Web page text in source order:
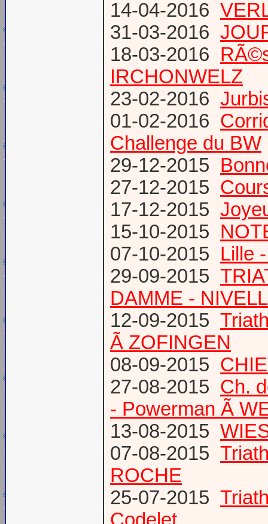
14-04-2016
31-03-2016
18-03-2016
IRCHONWELZ
23-02-2016
01-02-2016
Challenge du BW
29-12-2015
27-12-2015
17-12-2015
15-10-2015
07-10-2015 Lille
29-09-2015
DAMME -
12-09-2015
Ã ZOFINGEN
08-09-2015
27-08-2015 Ch.
- Powerman Ã
13-08-2015
07-08-2015
ROCHE
25-07-2015